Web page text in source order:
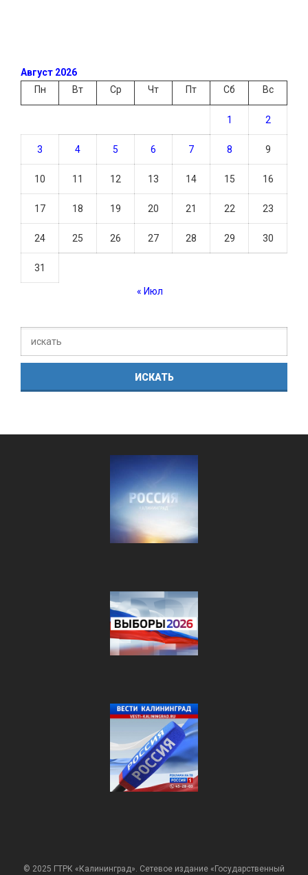
Август 2026
Пн
Вт Ср Чт Пт Сб Вс
1 2
3 4 5 6 7 8 9
10 11 12 13 14 15 16
17 18 19 20 21 22 23
24 25 26 27 28 29 30
31
« Июл
© 2025 ГТРК «Калининград». Сетевое издание «Государственный